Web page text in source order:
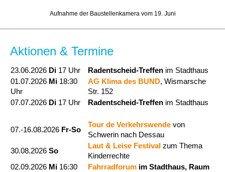
Aufnahme der Baustellenkamera vom 19. Juni
Aktionen & Termine
23.06.2026 Di 17 Uhr Radentscheid-Treffen im Stadthaus
01.07.2026 Mi 18:30
Uhr
AG Klima des BUND, Wismarsche
Str. 152
07.07.2026 Di 17 Uhr Radentscheid-Treffen im Stadthaus
07.-16.08.2026 Fr-So
Tour de Verkehrswende von
Schwerin nach Dessau
30.08.2026 So
Laut & Leise Festival zum Thema
Kinderrechte
02.09.2026 Mi 16:30
Fahrradforum im Stadthaus, Raum